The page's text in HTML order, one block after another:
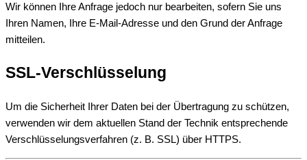
Wir können Ihre Anfrage jedoch nur bearbeiten, sofern Sie uns
Ihren Namen, Ihre E-Mail-Adresse und den Grund der Anfrage
mitteilen.
SSL-Verschlüsselung
Um die Sicherheit Ihrer Daten bei der Übertragung zu schützen,
verwenden wir dem aktuellen Stand der Technik entsprechende
Verschlüsselungsverfahren (z. B. SSL) über HTTPS.